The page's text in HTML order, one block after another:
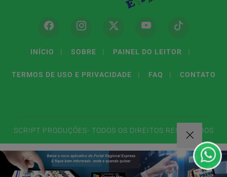
INÍCIO | SOBRE | PAINEL DO LEITOR |
TERMOS DE USO E PRIVACIDADE | FAQ | CONTATO
SCRIPT PRODUÇÕES- TODOS OS DIREITOS RESERVADOS
Privacidade.
CLICANDO AQUI